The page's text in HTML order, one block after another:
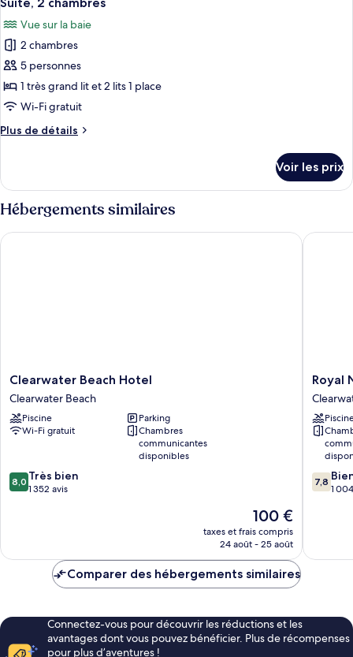
grand
lit
Chambre,
très
grand
lit
toutes
les
photos
pour
ce
type
chambre :
chambres
Vue sur la baie
2 chambres
5 personnes
1 très grand lit et 2 lits 1 place
Wi-Fi gratuit
Plus de détails
Plus
le
type
de
chambre
Suite,
Voir les prix
Hébergements similaires
Clearwater
Beach
Hotel
Clearwater
Beach
Clearwater Beach Hotel
Clearwater Beach
Piscine
Parking
Wi-Fi gratuit
Chambres
communicantes
disponibles
8.0
sur
8,0 Très bien
1 352 avis
Le
nouveau
prix
de
100 €
taxes et frais compris
24 août - 25 août
Clearwater Beach Hotel
Royal
North
Beach
All
Suites
Beach
Royal
7.8
sur
7,8
1
Royal
Comparer des hébergements similaires
Connectez-vous pour découvrir les réductions et les
avantages dont vous pouvez bénéficier. Plus de récompenses
pour plus d’aventures !